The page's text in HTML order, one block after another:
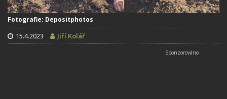
Fotografie: Depositphotos
15.4.2023 Jiří Kolář